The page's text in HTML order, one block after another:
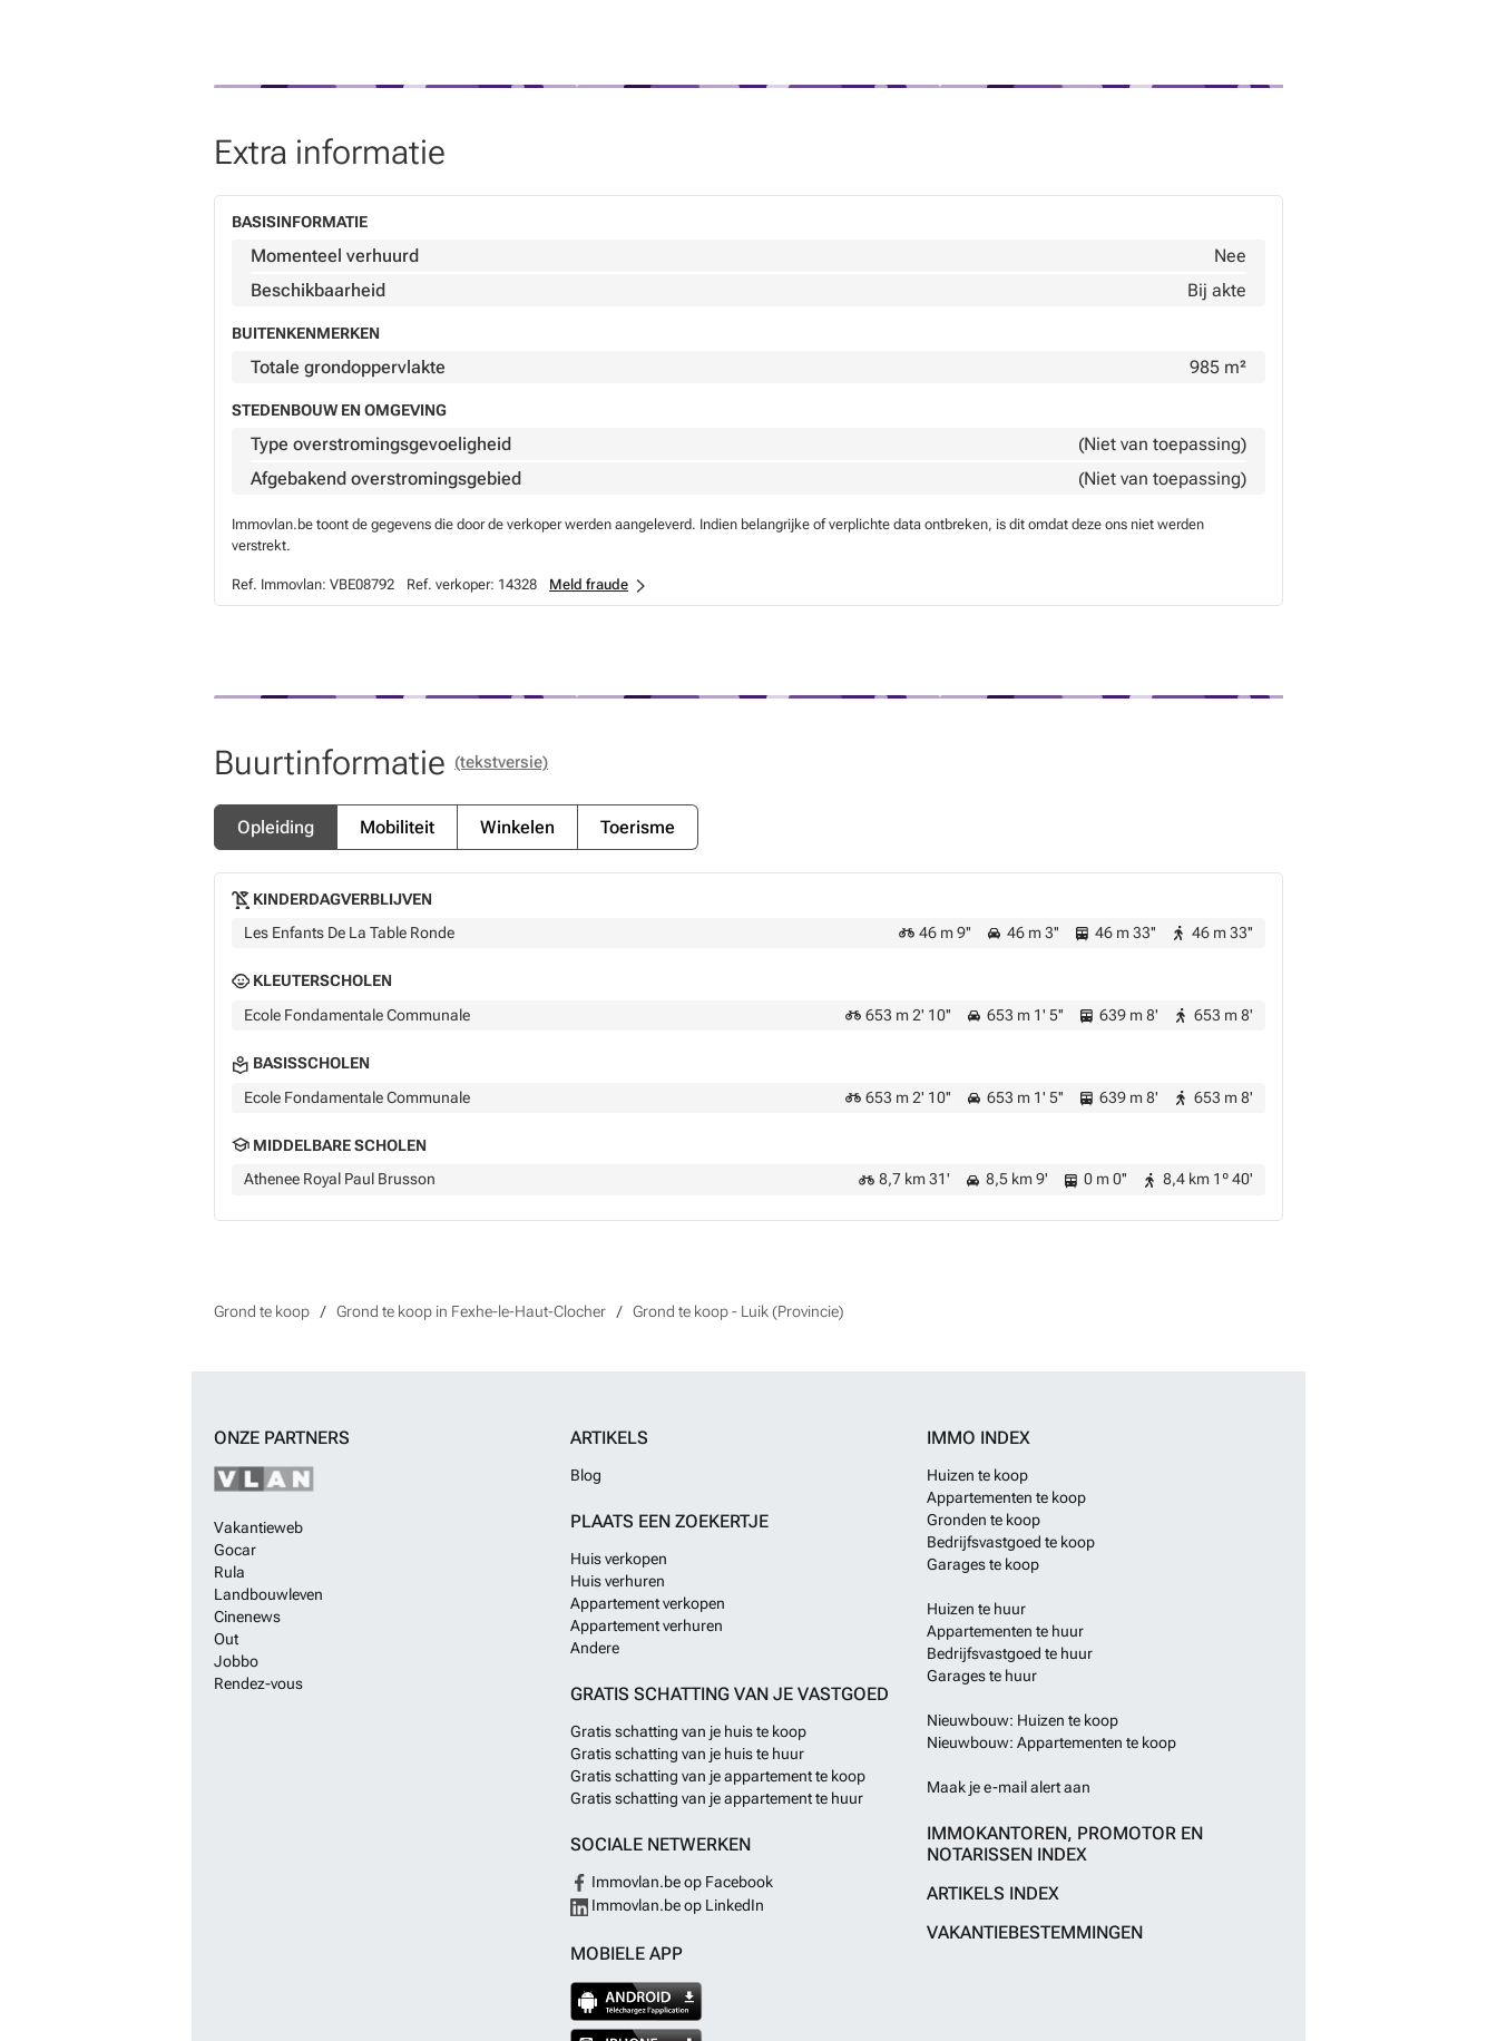
Extra informatie
BASISINFORMATIE
Momenteel verhuurd
Nee
Beschikbaarheid
Bij akte
BUITENKENMERKEN
Totale grondoppervlakte 985 m²
STEDENBOUW EN OMGEVING
Type overstromingsgevoeligheid
(Niet van toepassing)
Afgebakend overstromingsgebied
(Niet van toepassing)
Immovlan.be toont de gegevens die door de verkoper werden aangeleverd. Indien belangrijke of verplichte data ontbreken, is dit omdat deze ons niet werden
verstrekt.
Ref. Immovlan: VBE08792 Ref. verkoper: 14328 Meld fraude
Buurtinformatie (tekstversie)
Opleiding Mobiliteit Winkelen Toerisme
KINDERDAGVERBLIJVEN
Les Enfants De La Table Ronde
46 m 9'' 46 m 3'' 46 m 33'' 46 m 33''
KLEUTERSCHOLEN
Ecole Fondamentale Communale
653 m 2' 10'' 653 m 1' 5'' 639 m 8' 653 m 8'
BASISSCHOLEN
Ecole Fondamentale Communale
653 m 2' 10'' 653 m 1' 5'' 639 m 8' 653 m 8'
MIDDELBARE SCHOLEN
Athenee Royal Paul Brusson
8,7 km 31' 8,5 km 9' 0 m 0'' 8,4 km 1º 40'
Grond te koop Grond te koop in Fexhe-le-Haut-Clocher Grond te koop - Luik (Provincie)
ONZE PARTNERS
Vakantieweb
Gocar
Rula
Landbouwleven
Cinenews
Out
Jobbo
Rendez-vous
ARTIKELS
Blog
PLAATS EEN ZOEKERTJE
Huis verkopen
Huis verhuren
Appartement verkopen
Appartement verhuren
Andere
GRATIS SCHATTING VAN JE VASTGOED
Gratis schatting van je huis te koop
Gratis schatting van je huis te huur
Gratis schatting van je appartement te koop
Gratis schatting van je appartement te huur
SOCIALE NETWERKEN
Immovlan.be op Facebook
Immovlan.be op LinkedIn
MOBIELE APP
IMMO INDEX
Huizen te koop
Appartementen te koop
Gronden te koop
Bedrijfsvastgoed te koop
Garages te koop
Huizen te huur
Appartementen te huur
Bedrijfsvastgoed te huur
Garages te huur
Nieuwbouw: Huizen te koop
Nieuwbouw: Appartementen te koop
Maak je e-mail alert aan
IMMOKANTOREN, PROMOTOR EN
NOTARISSEN INDEX
ARTIKELS INDEX
VAKANTIEBESTEMMINGEN